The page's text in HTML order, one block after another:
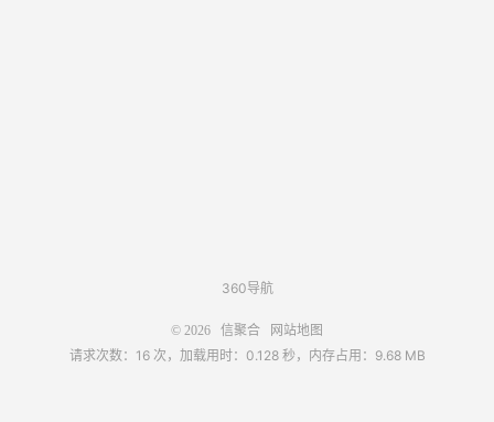
360导航
© 2026 信聚合 网站地图
请求次数：16 次，加载用时：0.128 秒，内存占用：9.68 MB